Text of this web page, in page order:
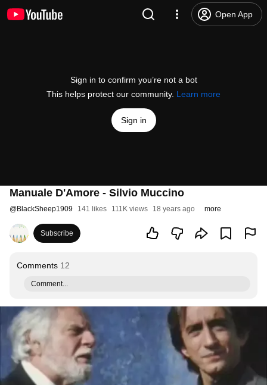
Open App
Sign in to confirm you’re not a bot
This helps protect our community. Learn more
Sign in
Manuale D'Amore - Silvio Muccino
@BlackSheep1909 141 likes 111K views 18 years ago more
Subscribe
Comments 12
Comment...